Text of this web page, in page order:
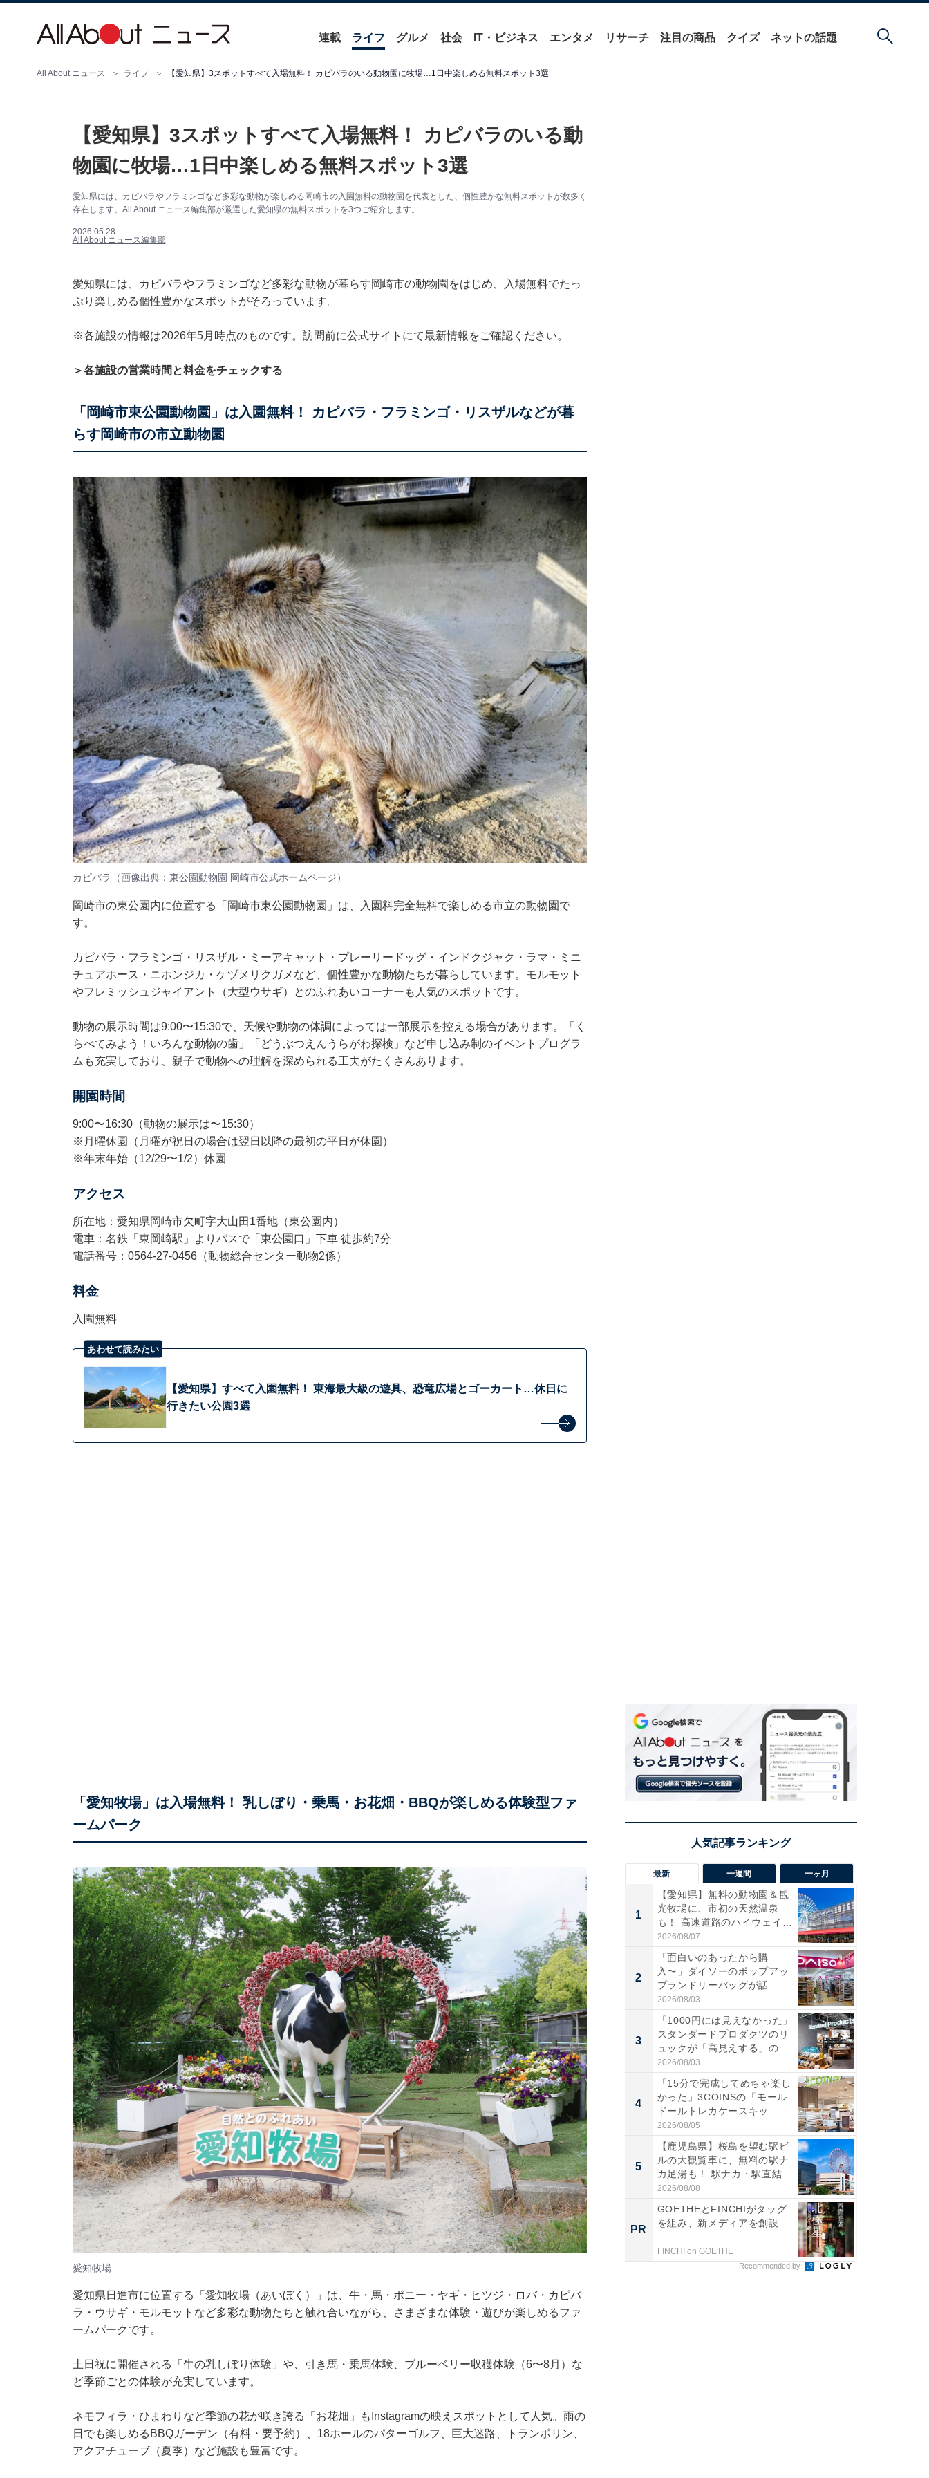
連載 ライフ グルメ 社会 IT・ビジネス エンタメ リサーチ 注目の商品 クイズ ネットの話題
All About ニュース ライフ 【愛知県】3スポットすべて入場無料！ カピバラのいる動物園に牧場…1日中楽しめる無料スポット3選
【愛知県】3スポットすべて入場無料！ カピバラのいる動
物園に牧場…1日中楽しめる無料スポット3選
愛知県には、カピバラやフラミンゴなど多彩な動物が楽しめる岡崎市の入園無料の動物園を代表とした、個性豊かな無料スポットが数多く
存在します。All About ニュース編集部が厳選した愛知県の無料スポットを3つご紹介します。
2026.05.28
All About ニュース編集部
愛知県には、カピバラやフラミンゴなど多彩な動物が暮らす岡崎市の動物園をはじめ、入場無料でたっ
ぷり楽しめる個性豊かなスポットがそろっています。
※各施設の情報は2026年5月時点のものです。訪問前に公式サイトにて最新情報をご確認ください。
＞各施設の営業時間と料金をチェックする
「岡崎市東公園動物園」は入園無料！ カピバラ・フラミンゴ・リスザルなどが暮
らす岡崎市の市立動物園
カピバラ（画像出典：東公園動物園 岡崎市公式ホームページ）
岡崎市の東公園内に位置する「岡崎市東公園動物園」は、入園料完全無料で楽しめる市立の動物園で
す。
カピバラ・フラミンゴ・リスザル・ミーアキャット・プレーリードッグ・インドクジャク・ラマ・ミニ
チュアホース・ニホンジカ・ケヅメリクガメなど、個性豊かな動物たちが暮らしています。モルモット
やフレミッシュジャイアント（大型ウサギ）とのふれあいコーナーも人気のスポットです。
動物の展示時間は9:00〜15:30で、天候や動物の体調によっては一部展示を控える場合があります。「く
らべてみよう！いろんな動物の歯」「どうぶつえんうらがわ探検」など申し込み制のイベントプログラ
ムも充実しており、親子で動物への理解を深められる工夫がたくさんあります。
開園時間
9:00〜16:30（動物の展示は〜15:30）
※月曜休園（月曜が祝日の場合は翌日以降の最初の平日が休園）
※年末年始（12/29〜1/2）休園
アクセス
所在地：愛知県岡崎市欠町字大山田1番地（東公園内）
電車：名鉄「東岡崎駅」よりバスで「東公園口」下車 徒歩約7分
電話番号：0564-27-0456（動物総合センター動物2係）
料金
入園無料
あわせて読みたい
【愛知県】すべて入園無料！ 東海最大級の遊具、恐竜広場とゴーカート…休日に
行きたい公園3選
「愛知牧場」は入場無料！ 乳しぼり・乗馬・お花畑・BBQが楽しめる体験型ファ
ームパーク
愛知牧場
愛知県日進市に位置する「愛知牧場（あいぼく）」は、牛・馬・ポニー・ヤギ・ヒツジ・ロバ・カピバ
ラ・ウサギ・モルモットなど多彩な動物たちと触れ合いながら、さまざまな体験・遊びが楽しめるファ
ームパークです。
土日祝に開催される「牛の乳しぼり体験」や、引き馬・乗馬体験、ブルーベリー収穫体験（6〜8月）な
ど季節ごとの体験が充実しています。
ネモフィラ・ひまわりなど季節の花が咲き誇る「お花畑」もInstagramの映えスポットとして人気。雨の
日でも楽しめるBBQガーデン（有料・要予約）、18ホールのパターゴルフ、巨大迷路、トランポリン、
アクアチューブ（夏季）など施設も豊富です。
最新 一週間 一ヶ月
1
【愛知県】無料の動物園＆観
光牧場に、市初の天然温泉
も！ 高速道路のハイウェイオ
ア...
2026/08/07
2
「面白いのあったから購
入〜」ダイソーのポップアッ
プランドリーバッグが話
題。“さま...
2026/08/03
3
「1000円には見えなかった」
スタンダードプロダクツのリ
ュックが「高見えする」の...
2026/08/03
4
「15分で完成してめちゃ楽し
かった」3COINSの「モール
ドールトレカケースキッ...
2026/08/05
5
【鹿児島県】桜島を望む駅ビ
ルの大観覧車に、無料の駅ナ
カ足湯も！ 駅ナカ・駅直結
ス...
2026/08/08
PR
GOETHEとFINCHIがタッグ
を組み、新メディアを創設
FINCHI on GOETHE
Recommended by